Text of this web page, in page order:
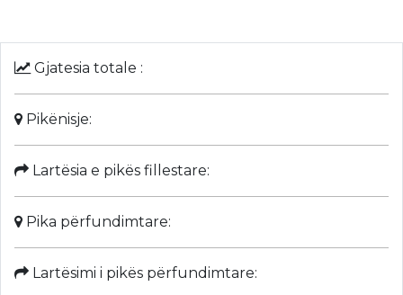
Gjatesia totale :
Pikënisje:
Lartësia e pikës fillestare:
Pika përfundimtare:
Lartësimi i pikës përfundimtare: